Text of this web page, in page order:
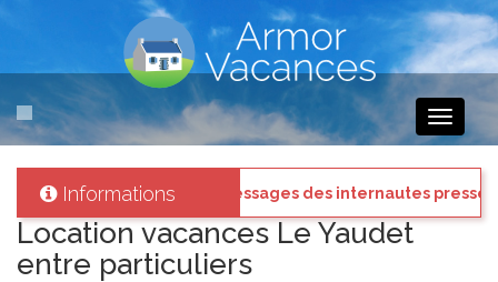
Toggle
Informations
: Connectez vous à votre compte et consultez les "Messages des
Location vacances Le Yaudet
entre particuliers